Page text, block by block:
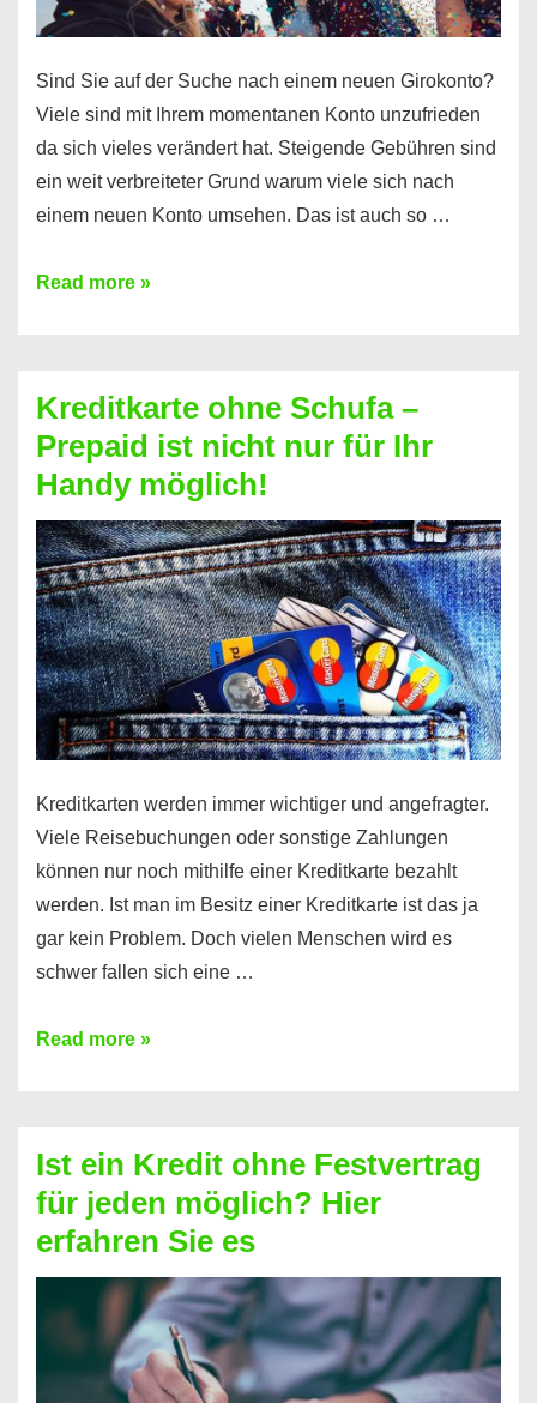
Sind Sie auf der Suche nach einem neuen Girokonto?
Viele sind mit Ihrem momentanen Konto unzufrieden
da sich vieles verändert hat. Steigende Gebühren sind
ein weit verbreiteter Grund warum viele sich nach
einem neuen Konto umsehen. Das ist auch so …
Konto
Neueröffnung
trotz
Schufaeintrag
möglich
Read more »
Kreditkarte ohne Schufa –
Prepaid ist nicht nur für Ihr
Handy möglich!
Kreditkarten werden immer wichtiger und angefragter.
Viele Reisebuchungen oder sonstige Zahlungen
können nur noch mithilfe einer Kreditkarte bezahlt
werden. Ist man im Besitz einer Kreditkarte ist das ja
gar kein Problem. Doch vielen Menschen wird es
schwer fallen sich eine …
Kreditkarte
Prepaid
ist
nicht
nur
für
Handy
Read more »
Ist ein Kredit ohne Festvertrag
für jeden möglich? Hier
erfahren Sie es